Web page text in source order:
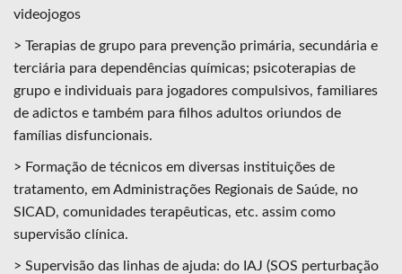
videojogos
> Terapias de grupo para prevenção primária, secundária e
terciária para dependências químicas; psicoterapias de
grupo e individuais para jogadores compulsivos, familiares
de adictos e também para filhos adultos oriundos de
famílias disfuncionais.
> Formação de técnicos em diversas instituições de
tratamento, em Administrações Regionais de Saúde, no
SICAD, comunidades terapêuticas, etc. assim como
supervisão clínica.
> Supervisão das linhas de ajuda: do IAJ (SOS perturbação